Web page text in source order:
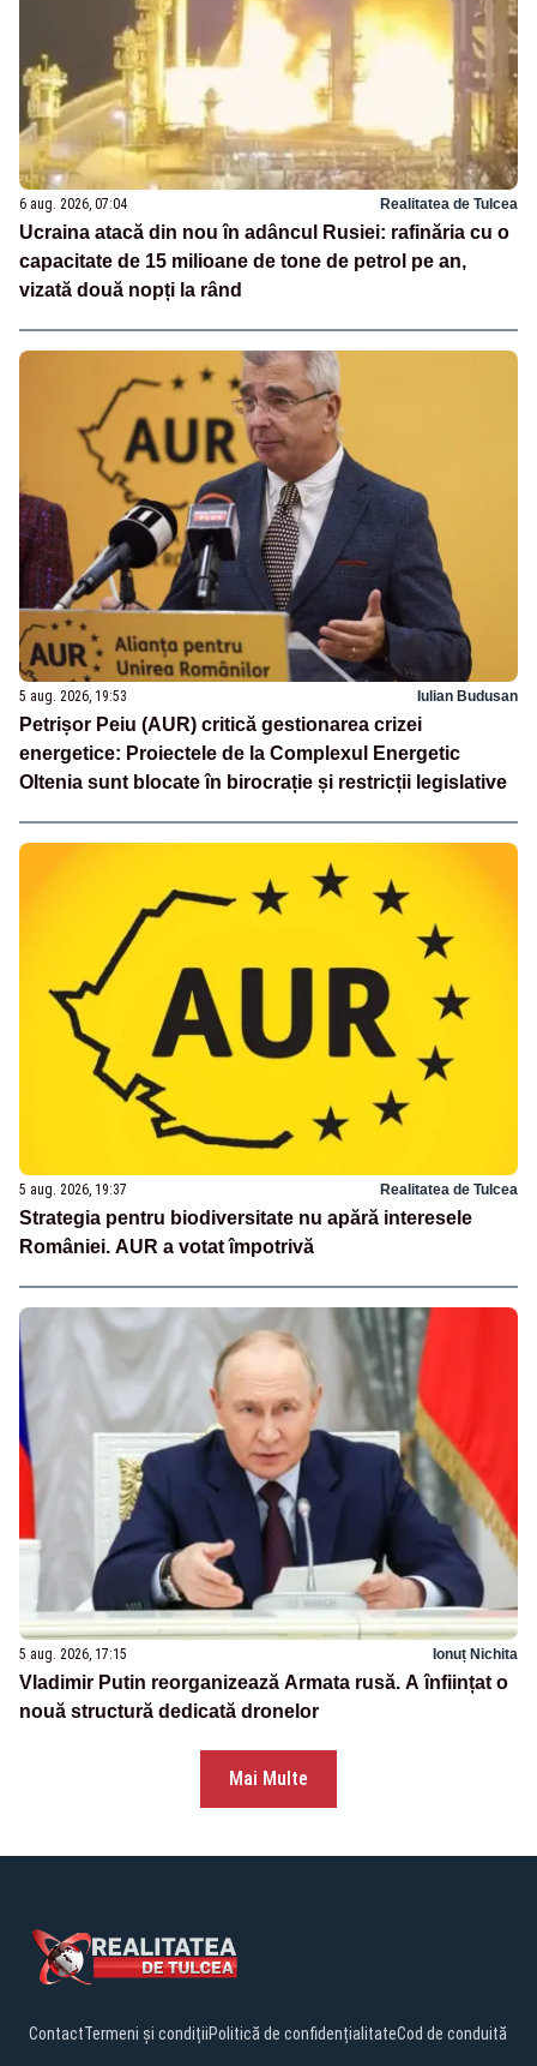
6 aug. 2026, 07:04 Realitatea de Tulcea
Ucraina atacă din nou în adâncul Rusiei: rafinăria cu o
capacitate de 15 milioane de tone de petrol pe an,
vizată două nopți la rând
5 aug. 2026, 19:53 Iulian Budusan
Petrișor Peiu (AUR) critică gestionarea crizei
energetice: Proiectele de la Complexul Energetic
Oltenia sunt blocate în birocrație și restricții legislative
5 aug. 2026, 19:37 Realitatea de Tulcea
Strategia pentru biodiversitate nu apără interesele
României. AUR a votat împotrivă
5 aug. 2026, 17:15 Ionuț Nichita
Vladimir Putin reorganizează Armata rusă. A înființat o
nouă structură dedicată dronelor
Mai Multe
ContactTermeni și condițiiPolitică de confidențialitateCod de conduită